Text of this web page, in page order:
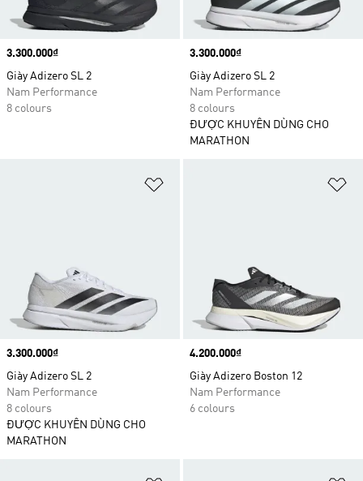
Price
3.300.000₫
Giày Adizero SL 2
Nam Performance
8 colours
Price
3.300.000₫
Giày Adizero SL 2
Nam Performance
8 colours
ĐƯỢC KHUYÊN DÙNG CHO
MARATHON
Price
3.300.000₫
Giày Adizero SL 2
Nam Performance
8 colours
ĐƯỢC KHUYÊN DÙNG CHO
MARATHON
Price
4.200.000₫
Giày Adizero Boston 12
Nam Performance
6 colours